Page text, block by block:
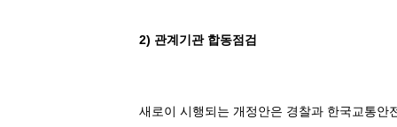
2) 관계기관 합동점검
새로이 시행되는 개정안은 경찰과 한국교통